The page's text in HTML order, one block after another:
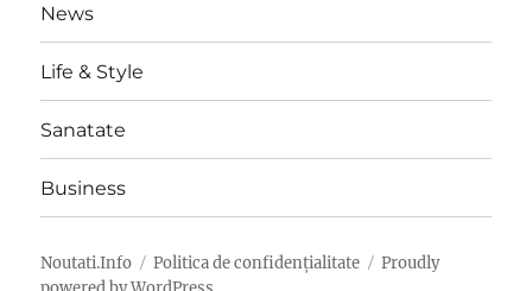
News
Life & Style
Sanatate
Business
Noutati.Info Politica de confidențialitate
Proudly